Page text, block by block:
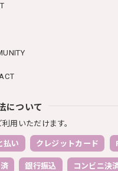
について
用いただけます。
払い クレジットカード
銀行振込 コンビニ決